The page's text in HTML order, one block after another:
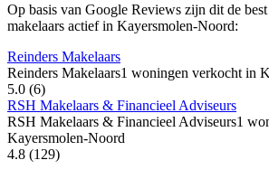
Op basis van Google Reviews zijn dit de
makelaars actief in Kayersmolen-Noord:
Reinders Makelaars
Reinders Makelaars1 woningen verkocht in
5.0 (6)
RSH Makelaars & Financieel Adviseurs
RSH Makelaars & Financieel Adviseurs1
Kayersmolen-Noord
4.8 (129)